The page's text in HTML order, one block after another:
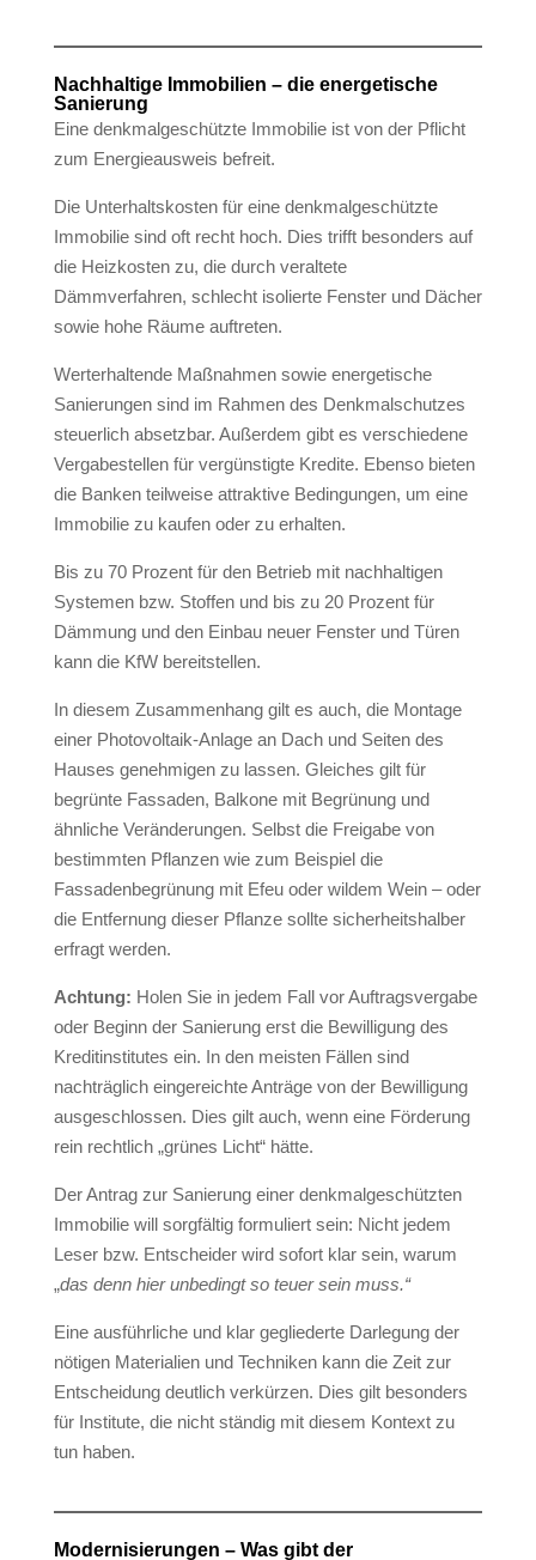
Nachhaltige Immobilien – die energetische
Sanierung
Eine denkmalgeschützte Immobilie ist von der Pflicht
zum Energieausweis befreit.
Die Unterhaltskosten für eine denkmalgeschützte
Immobilie sind oft recht hoch. Dies trifft besonders auf
die Heizkosten zu, die durch veraltete
Dämmverfahren, schlecht isolierte Fenster und Dächer
sowie hohe Räume auftreten.
Werterhaltende Maßnahmen sowie energetische
Sanierungen sind im Rahmen des Denkmalschutzes
steuerlich absetzbar. Außerdem gibt es verschiedene
Vergabestellen für vergünstigte Kredite. Ebenso bieten
die Banken teilweise attraktive Bedingungen, um eine
Immobilie zu kaufen oder zu erhalten.
Bis zu 70 Prozent für den Betrieb mit nachhaltigen
Systemen bzw. Stoffen und bis zu 20 Prozent für
Dämmung und den Einbau neuer Fenster und Türen
kann die KfW bereitstellen.
In diesem Zusammenhang gilt es auch, die Montage
einer Photovoltaik-Anlage an Dach und Seiten des
Hauses genehmigen zu lassen. Gleiches gilt für
begrünte Fassaden, Balkone mit Begrünung und
ähnliche Veränderungen. Selbst die Freigabe von
bestimmten Pflanzen wie zum Beispiel die
Fassadenbegrünung mit Efeu oder wildem Wein – oder
die Entfernung dieser Pflanze sollte sicherheitshalber
erfragt werden.
Achtung: Holen Sie in jedem Fall vor Auftragsvergabe
oder Beginn der Sanierung erst die Bewilligung des
Kreditinstitutes ein. In den meisten Fällen sind
nachträglich eingereichte Anträge von der Bewilligung
ausgeschlossen. Dies gilt auch, wenn eine Förderung
rein rechtlich „grünes Licht“ hätte.
Der Antrag zur Sanierung einer denkmalgeschützten
Immobilie will sorgfältig formuliert sein: Nicht jedem
Leser bzw. Entscheider wird sofort klar sein, warum
„das denn hier unbedingt so teuer sein muss.“
Eine ausführliche und klar gegliederte Darlegung der
nötigen Materialien und Techniken kann die Zeit zur
Entscheidung deutlich verkürzen. Dies gilt besonders
für Institute, die nicht ständig mit diesem Kontext zu
tun haben.
Modernisierungen – Was gibt der